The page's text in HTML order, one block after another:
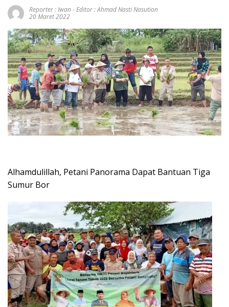
Reporter : Iwan - Editor : Ahmad Nasti Nasution
20 Maret 2022
Alhamdulillah, Petani Panorama Dapat Bantuan Tiga
Sumur Bor